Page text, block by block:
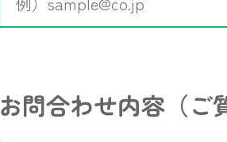
お問合わせ内容 （